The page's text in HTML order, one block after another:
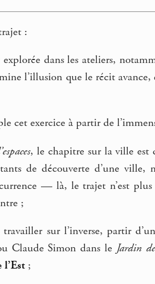
:
explorée dans les ateliers,
l’illusion que le récit
cet exercice à partir de
, le chapitre sur la ville est
de découverte d’une
— là, le trajet n’est
;
sur l’inverse, partir
Claude Simon dans le Jardin
l’Est ;